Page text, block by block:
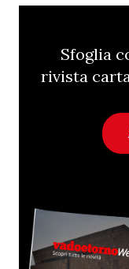
Sfoglia
rivista